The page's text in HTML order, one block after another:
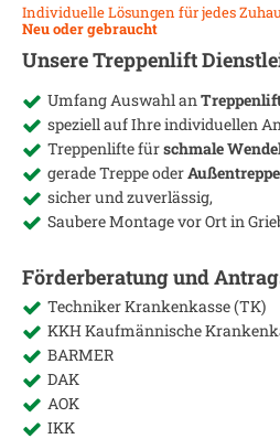
Individuelle Lösungen für jedes
Neu oder gebraucht
Unsere Treppenlift
Umfang Auswahl an
speziell auf Ihre individuellen
Treppenlifte fürschmale
gerade Treppe oder
sicher und zuverlässig,
Saubere Montage vor Ort in
Förderberatung und
Techniker Krankenkasse (TK)
KKH Kaufmännische
BARMER
DAK
AOK
IKK